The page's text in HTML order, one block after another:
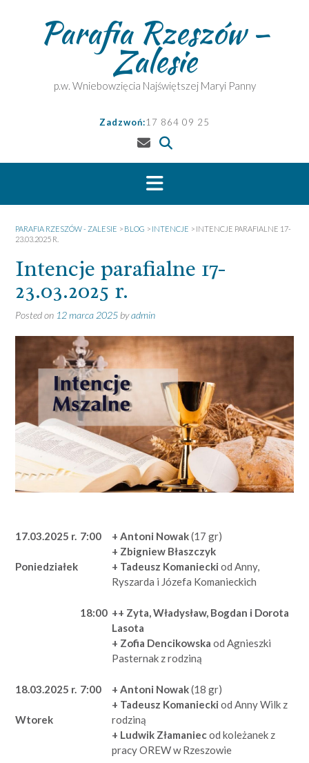
Parafia Rzeszów –
Zalesie
p.w. Wniebowzięcia Najświętszej Maryi Panny
Zadzwoń:17 864 09 25
PARAFIA RZESZÓW - ZALESIE > BLOG > INTENCJE > INTENCJE PARAFIALNE 17-
23.03.2025 R.
Intencje parafialne 17-
23.03.2025 r.
Posted on 12 marca 2025 byadmin
17.03.2025 r.
Poniedziałek
7:00 + Antoni Nowak(17 gr)
+ Zbigniew Błaszczyk
+ Tadeusz Komaniecki od Anny,
Ryszarda i Józefa Komanieckich
18:00 ++ Zyta, Władysław, Bogdan i Dorota
Lasota
+ Zofia Dencikowska od Agnieszki
Pasternak z rodziną
18.03.2025 r.
Wtorek
7:00 + Antoni Nowak(18 gr)
+ Tadeusz Komaniecki od Anny Wilk z
rodziną
+ Ludwik Złamaniecod koleżanek z
pracy OREW w Rzeszowie